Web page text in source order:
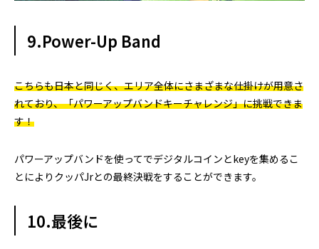
9.Power-Up Band
こちらも日本と同じく、エリア全体にさまざまな仕掛けが用意さ
れており、「パワーアップバンドキーチャレンジ」に挑戦できま
す！
パワーアップバンドを使ってでデジタルコインとkeyを集めるこ
とによりクッパJrとの最終決戦をすることができます。
10.最後に